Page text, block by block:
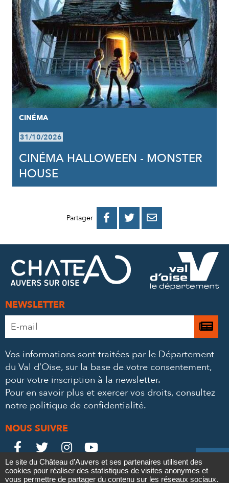
Contact
CINÉMA
31/10/2026
CINÉMA HALLOWEEN - MONSTER
HOUSE
Partager 
PARTAGER
FACEBOOK
PARTAGER
PARTAGER
MAIL
NEWSLETTER
Adresse
e-
*
Je
à
Vos informations sont traitées par le Département
du Val d’Oise, sur la base de votre consentement,
pour votre inscription à la newsletter.
Pour en savoir plus et exercer vos droits, consultez
notre politique de confidentialité.
NOUS SUIVRE
Le
Château

Le
Château

Le
Château

Le
Château

Mentions légales Politique de confidentialité
Crédits
Le site du Château d’Auvers et ses partenaires utilisent des
cookies pour réaliser des statistiques de visites anonymes et
vous permettre de partager du contenu sur les réseaux sociaux.